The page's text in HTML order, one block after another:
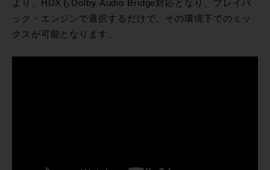
より、HDXもDolby Audio Bridge対応となり、プレイバ
ック・エンジンで選択するだけで、その環境下でのミッ
クスが可能となります。